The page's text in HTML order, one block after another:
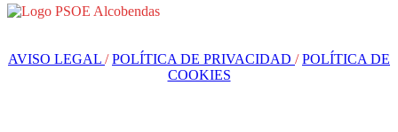
AVISO LEGAL /POLÍTICA DE PRIVACIDAD /POLÍTICA DE
COOKIES